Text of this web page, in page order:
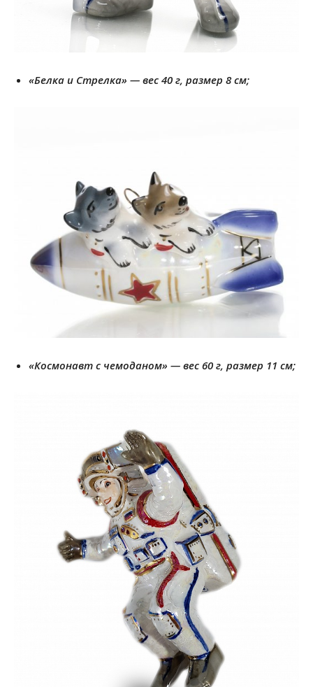
«Белка и Стрелка» — вес 40 г, размер 8 см;
«Космонавт с чемоданом» — вес 60 г, размер 11 см;